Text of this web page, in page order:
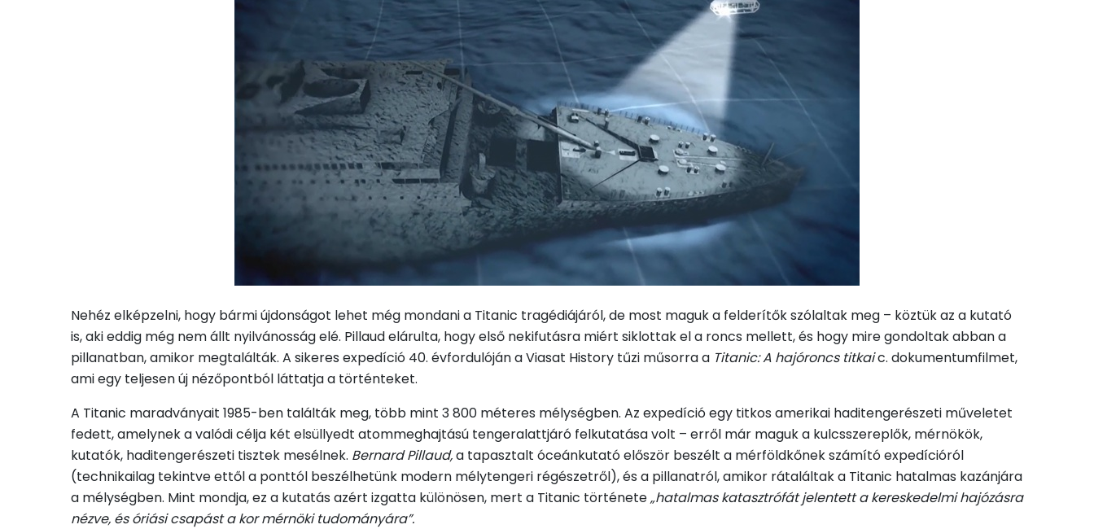
Nehéz elképzelni, hogy bármi újdonságot lehet még mondani a Titanic tragédiájáról, de most maguk a felderítők szólaltak meg – köztük az a kutató
is, aki eddig még nem állt nyilvánosság elé. Pillaud elárulta, hogy első nekifutásra miért siklottak el a roncs mellett, és hogy mire gondoltak abban a
pillanatban, amikor megtalálták. A sikeres expedíció 40. évfordulóján a Viasat History tűzi műsorra a Titanic: A hajóroncs titkaic. dokumentumfilmet,
ami egy teljesen új nézőpontból láttatja a történteket.
A Titanic maradványait 1985-ben találták meg, több mint 3 800 méteres mélységben. Az expedíció egy titkos amerikai haditengerészeti műveletet
fedett, amelynek a valódi célja két elsüllyedt atommeghajtású tengeralattjáró felkutatása volt – erről már maguk a kulcsszereplők, mérnökök,
kutatók, haditengerészeti tisztek mesélnek. Bernard Pillaud,a tapasztalt óceánkutató először beszélt a mérföldkőnek számító expedícióról
(technikailag tekintve ettől a ponttól beszélhetünk modern mélytengeri régészetről), és a pillanatról, amikor rátaláltak a Titanic hatalmas kazánjára
a mélységben. Mint mondja, ez a kutatás azért izgatta különösen, mert a Titanic története„hatalmas katasztrófát jelentett a kereskedelmi hajózásra
nézve, és óriási csapást a kor mérnöki tudományára”.